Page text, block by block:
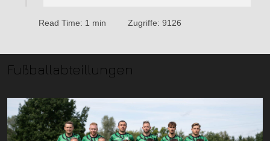
Read Time: 1 min Zugriffe: 9126
Fußballabteillungen